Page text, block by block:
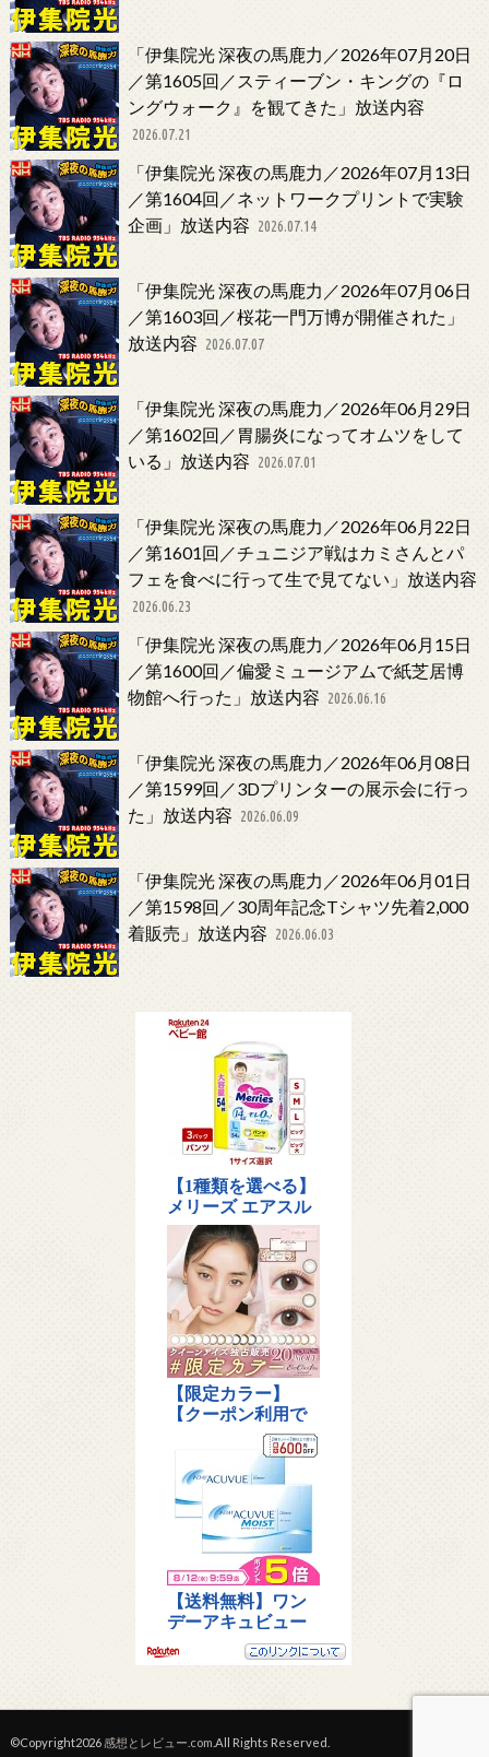
「伊集院光 深夜の馬鹿力／2026年07月20日
／第1605回／スティーブン・キングの『ロ
ングウォーク』を観てきた」放送内容
2026.07.21
「伊集院光 深夜の馬鹿力／2026年07月13日
／第1604回／ネットワークプリントで実験
企画」放送内容 2026.07.14
「伊集院光 深夜の馬鹿力／2026年07月06日
／第1603回／桜花一門万博が開催された」
放送内容 2026.07.07
「伊集院光 深夜の馬鹿力／2026年06月29日
／第1602回／胃腸炎になってオムツをして
いる」放送内容 2026.07.01
「伊集院光 深夜の馬鹿力／2026年06月22日
／第1601回／チュニジア戦はカミさんとパ
フェを食べに行って生で見てない」放送内容
2026.06.23
「伊集院光 深夜の馬鹿力／2026年06月15日
／第1600回／偏愛ミュージアムで紙芝居博
物館へ行った」放送内容 2026.06.16
「伊集院光 深夜の馬鹿力／2026年06月08日
／第1599回／3Dプリンターの展示会に行っ
た」放送内容 2026.06.09
「伊集院光 深夜の馬鹿力／2026年06月01日
／第1598回／30周年記念Tシャツ先着2,000
着販売」放送内容 2026.06.03
©Copyright2026感想とレビュー.com .All Rights Reserved.